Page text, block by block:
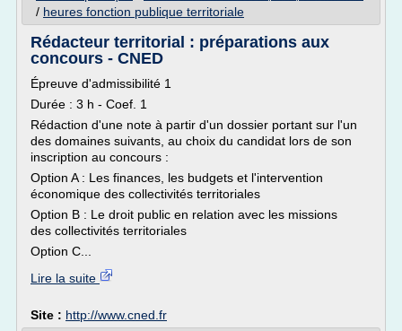
/ heures fonction publique territoriale
Rédacteur territorial : préparations aux
concours - CNED
Épreuve d'admissibilité 1
Durée : 3 h - Coef. 1
Rédaction d'une note à partir d'un dossier portant sur l'un
des domaines suivants, au choix du candidat lors de son
inscription au concours :
Option A : Les finances, les budgets et l'intervention
économique des collectivités territoriales
Option B : Le droit public en relation avec les missions
des collectivités territoriales
Option C...
Lire la suite
Site : http://www.cned.fr